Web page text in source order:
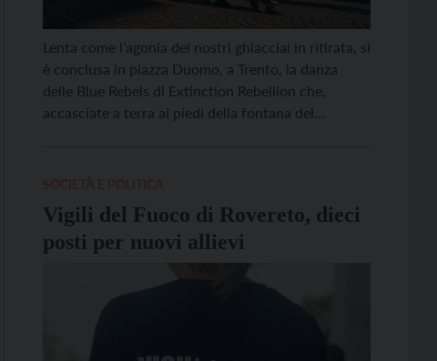
Lenta come l’agonia dei nostri ghiacciai in ritirata, si
è conclusa in piazza Duomo, a Trento, la danza
delle Blue Rebels di Extinction Rebellion che,
accasciate a terra ai piedi della fontana del
Vigili del Fuoco di Rovereto, dieci
posti per nuovi allievi